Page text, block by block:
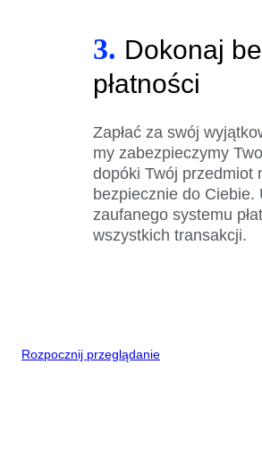
3. Dokonaj
płatności
Zapłać za swój
my zabezpieczymy
dopóki Twój przedmiot
bezpiecznie do Ciebie.
zaufanego systemu
wszystkich transakcji.
Rozpocznij przeglądanie